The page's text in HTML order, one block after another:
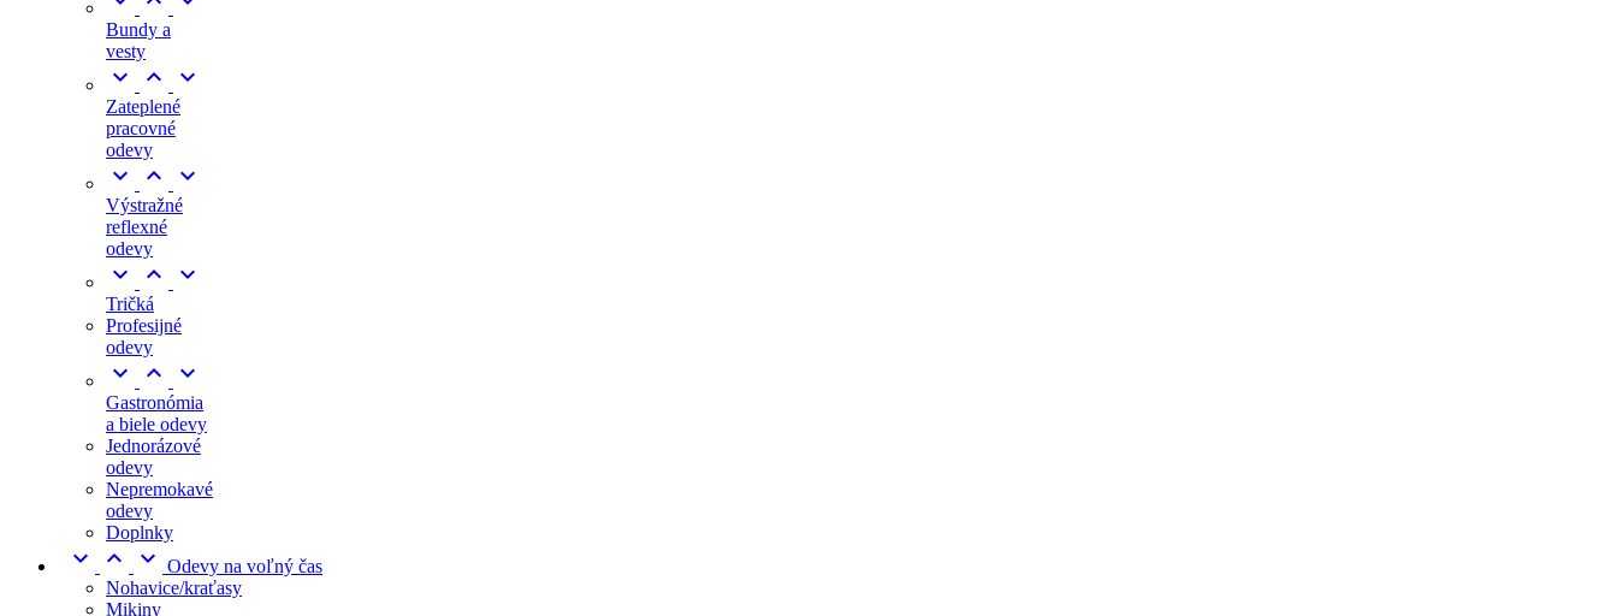
Bundy a
vesty
  
Zateplené
pracovné
odevy
  
Výstražné
reflexné
odevy
  
Tričká
Profesijné
odevy
  
Gastronómia
a biele odevy
Jednorázové
odevy
Nepremokavé
odevy
Doplnky
   Odevy na voľný čas
Nohavice/kraťasy
Mikiny